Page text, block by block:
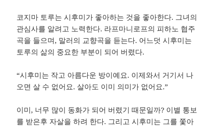
코지마 토루는 시후미가 좋아하는 것을 좋아한다. 그녀의
관심사를 알려고 노력한다. 라프마니로프의 피하노 협주
곡을 들으며, 말러의 교향곡을 듣는다. 어느덧 시후미는
토루의 삶의 중요한 부분이 되어 버렸다.
“시후미는 작고 아름다운 방이예요. 이제와서 거기서 나
오면 살 수 없어요. 살아도 이미 의미가 없어요.”
이미, 너무 많이 동화가 되어 버렸기 때문일까? 이별 통보
를 받은후 자살을 하려 한다. 그리고 시후미는 그를 쫓아